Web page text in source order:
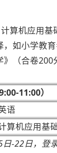
算机应用基
，如小学教
（合卷200
11:00）
语
算机应用基
-22日，登